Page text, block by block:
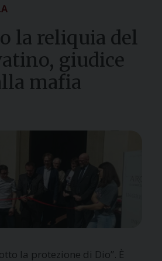
la reliquia del
giudice
mafia
la protezione di Dio”. È